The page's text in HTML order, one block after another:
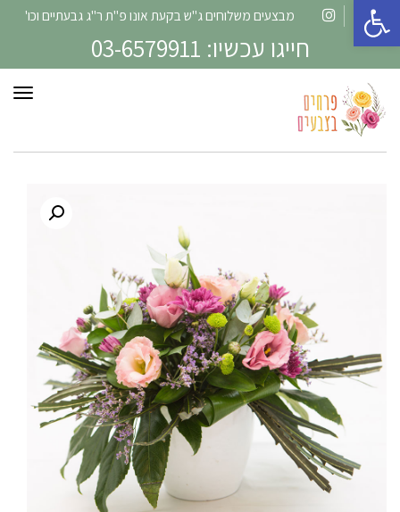
פתח סרגל נגישות
Facebook
מבצעים משלוחים ג"ש בקעת אונו פ"ת ר"ג גבעתיים וכו'
חייגו עכשיו: 03-6579911